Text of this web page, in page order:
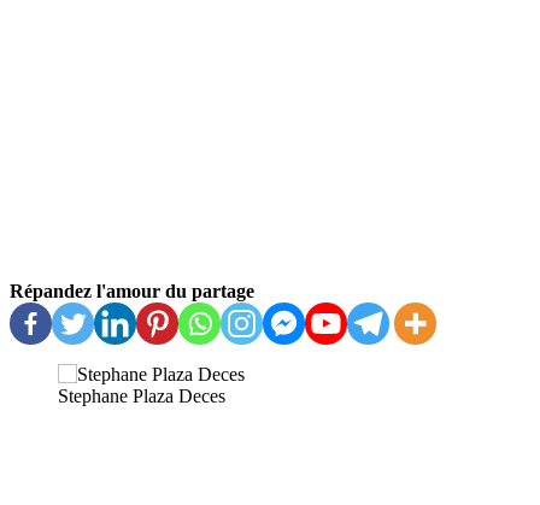
Répandez l'amour du partage
Stephane Plaza Deces